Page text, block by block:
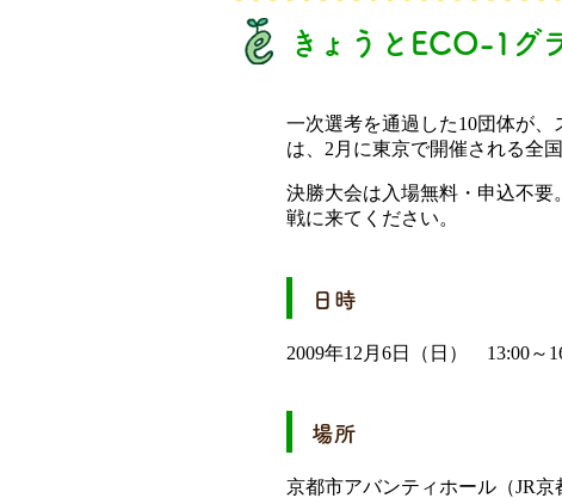
きょうとECO-1グ
一次選考を通過した10団体が
は、2月に東京で開催される全国
決勝大会は入場無料・申込不
戦に来てください。
日時
2009年12月6日（日） 13:00～
場所
京都市アバンティホール（JR京